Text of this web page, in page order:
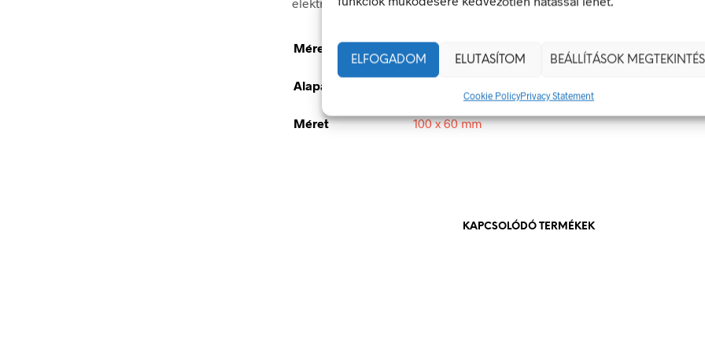
ELFOGADOM ELUTASÍTOM BEÁLLÍTÁSOK
Cookie PolicyPrivacy Statement
Méretek 100 × 60 mm
Alapanyag
Méret 100 x 60 mm
KAPCSOLÓDÓ TERMÉKEK